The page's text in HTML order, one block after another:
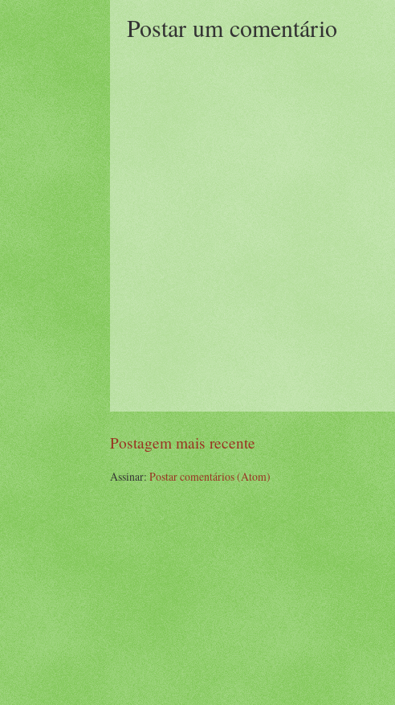
Postar um comentário
Postagem mais recente
Assinar:Postar comentários (Atom)